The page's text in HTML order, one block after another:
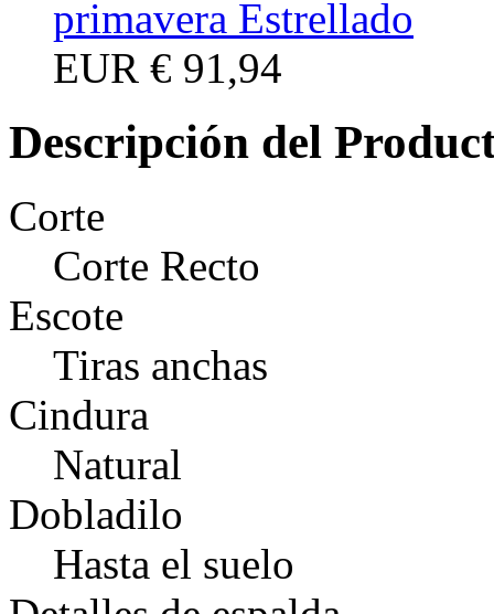
primavera Estrellado
EUR € 91,94
Descripción del
Corte
Corte Recto
Escote
Tiras anchas
Cindura
Natural
Dobladilo
Hasta el suelo